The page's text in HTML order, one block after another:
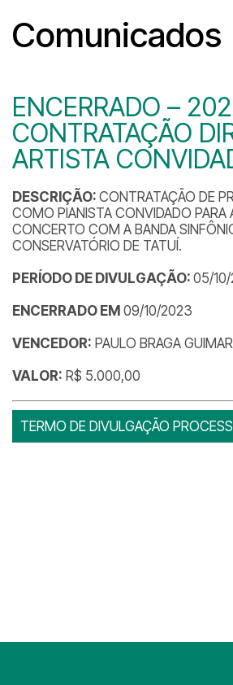
Comunicados
ENCERRADO –
CONTRATAÇÃO
ARTISTA
DESCRIÇÃO: CONTRATAÇÃO DE
COMO PIANISTA CONVIDADO PARA
CONCERTO COM A BANDA
CONSERVATÓRIO DE TATUÍ.
PERÍODO DE DIVULGAÇÃO: 05/
ENCERRADO EM 09/10/2023
VENCEDOR: PAULO BRAGA
VALOR: R$ 5.000,00
TERMO DE DIVULGAÇÃO